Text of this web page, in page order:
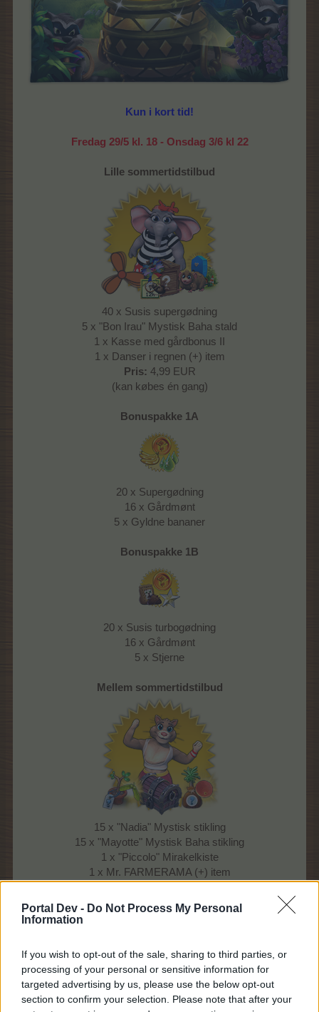
Portal Dev - Do Not Process My Personal
Information
If you wish to opt-out of the sale, sharing to third parties, or
processing of your personal or sensitive information for
targeted advertising by us, please use the below opt-out
section to confirm your selection. Please note that after your
Kun i kort tid!
Fredag 29/5 kl. 18 - Onsdag 3/6 kl 22
Lille sommertidstilbud
40 x Susis supergødning
5 x "Bon Irau" Mystisk Baha stald
1 x Kasse med gårdbonus II
1 x Danser i regnen (+) item
Pris: 4,99 EUR
(kan købes én gang)
Bonuspakke 1A
20 x Supergødning
16 x Gårdmønt
5 x Gyldne bananer
Bonuspakke 1B
20 x Susis turbogødning
16 x Gårdmønt
5 x Stjerne
Mellem sommertidstilbud
15 x "Nadia" Mystisk stikling
15 x "Mayotte" Mystisk Baha stikling
1 x "Piccolo" Mirakelkiste
1 x Mr. FARMERAMA (+) item
(kan købes én gang)